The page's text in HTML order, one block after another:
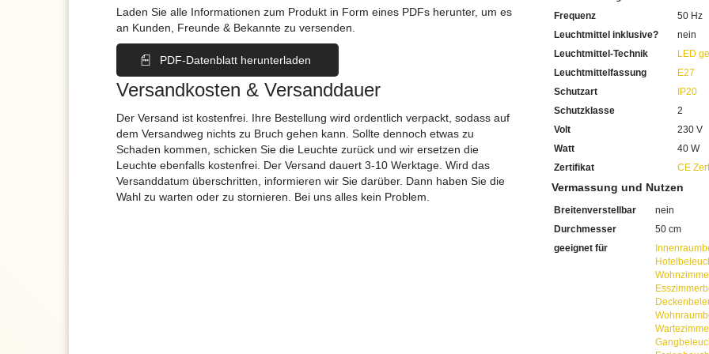
Ausgewiesen mit der
DieDeckenleuchte mit
Geeignet für den Gebrauch
Mit einer Höhe von 22 cm
Ausgerüstet mit der
Jeweils für eine Leistung
Bestellen Sie dieses gerne
Wir empfehlen Ihnen die
Sparen Sie täglich sehr
Diese sind von enorm
Mit LED-Technik erreichen
Bei Fragen, kontaktieren Sie
Erkundigen Sie sich bei
Wir freuen uns auf Ihre
Laden Sie alle Informationen zum Produkt in Form eines PDFs herunter, um es
an Kunden, Freunde & Bekannte zu versenden.
PDF-Datenblatt herunterladen
Versandkosten & Versanddauer
Der Versand ist kostenfrei. Ihre Bestellung wird ordentlich verpackt, sodass auf
dem Versandweg nichts zu Bruch gehen kann. Sollte dennoch etwas zu
Schaden kommen, schicken Sie die Leuchte zurück und wir ersetzen die
Leuchte ebenfalls kostenfrei. Der Versand dauert 3-10 Werktage. Wird das
Versanddatum überschritten, informieren wir Sie darüber. Dann haben Sie die
Wahl zu warten oder zu stornieren. Bei uns alles kein Problem.
Frequenz
50 Hz
Leuchtmittel inklusive?
nein
Leuchtmittel-Technik
LED
Leuchtmittelfassung
E27
Schutzart
IP20
Schutzklasse
2
Volt
230 V
Watt
40 W
Zertifikat
CE
Vermassung und Nutzen
Breitenverstellbar
nein
Durchmesser
50 cm
geeignet für